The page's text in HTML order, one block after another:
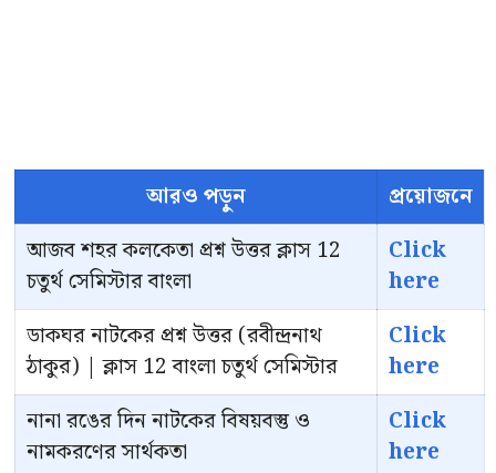
আরও পড়ুন
প্রয়োজনে
আজব শহর কলকেতা প্রশ্ন উত্তর ক্লাস 12
চতুর্থ সেমিস্টার বাংলা
Click
here
ডাকঘর নাটকের প্রশ্ন উত্তর (রবীন্দ্রনাথ
ঠাকুর) | ক্লাস 12 বাংলা চতুর্থ সেমিস্টার
Click
here
নানা রঙের দিন নাটকের বিষয়বস্তু ও
নামকরণের সার্থকতা
Click
here